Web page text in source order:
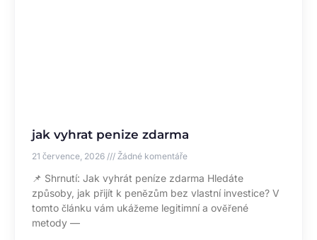
jak vyhrat penize zdarma
21 července, 2026 Žádné komentáře
📌 Shrnutí: Jak vyhrát peníze zdarma Hledáte
způsoby, jak přijít k penězům bez vlastní investice? V
tomto článku vám ukážeme legitimní a ověřené
metody —